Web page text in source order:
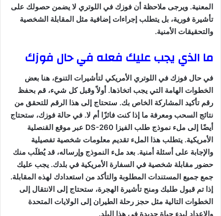
المعنية. ويرجى ملاحظة أن فوزك في اللوتري لا يضمن حصولك على
تأشيرة فورية، بل يتطلب إجراءات إضافية مثل المقابلة الشخصية
والتحقيقات الأمنية.
ما الذي يجب عليك فعله في حال فوزك
في حال فوزك في اللوتري الأمريكي لتأشيرات التنوع، هنا بعض
الخطوات الهامة التي يجب اتخاذها. أولاً وقبل كل شيء، قم بحفظ
رقم تأكيد المشاركة الخاص بك. ستحتاج إلى هذا الرقم للتحقق من
نتائج السحب ومعرفة ما إذا كنت فائزًا أم لا. في حالة فوزك، ستحتاج
أيضًا إلى ملء نموذج طلب الفيزا DS-260 عبر موقع القنصلية
الأمريكية. يتطلب هذا الملء تقديم معلومات شخصية تفصيلية
والإجابة على أسئلة أمنية. بعد ملء النموذج وإرساله، قد يُطلَب منك
حضور مقابلة شخصية في السفارة الأمريكية في بلدك. يجب عليك
جمع جميع المستندات المطلوبة والتأكد من استعدادك لهذه المقابلة.
إذا تم قبول طلبك ومنح تأشيرة الهجرة، ستحتاج إلى الانتقال إلى
الخطوات التالية مثل حجز رحلة الطيران إلى الولايات المتحدة
والإعداد لبدء حياة جديدة في هذا البلد.